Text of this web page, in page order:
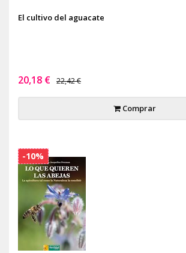
El cultivo del aguacate
20,18 € 22,42 €
Comprar
-10%